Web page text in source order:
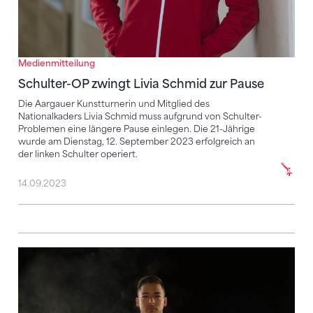
Medienmitteilung
Schulter-OP zwingt Livia Schmid zur Pause
Die Aargauer Kunstturnerin und Mitglied des
Nationalkaders Livia Schmid muss aufgrund von Schulter-
Problemen eine längere Pause einlegen. Die 21-Jährige
wurde am Dienstag, 12. September 2023 erfolgreich an
der linken Schulter operiert.
14.09.2023